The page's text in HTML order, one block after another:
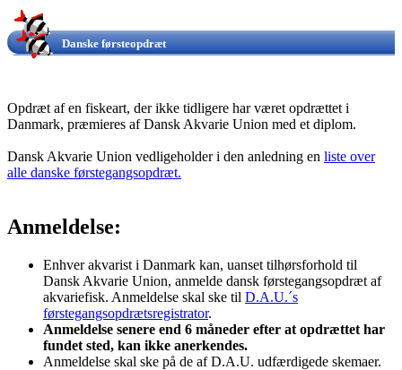
Danske førsteopdræt
Opdræt af en fiskeart, der ikke tidligere har været opdrættet i
Danmark, præmieres af Dansk Akvarie Union med et diplom.
Dansk Akvarie Union vedligeholder i den anledning en liste over
alle danske førstegangsopdræt.
Anmeldelse:
Enhver akvarist i Danmark kan, uanset tilhørsforhold til
Dansk Akvarie Union, anmelde dansk førstegangsopdræt af
akvariefisk. Anmeldelse skal ske til D.A.U.´s
førstegangsopdrætsregistrator.
Anmeldelse senere end 6 måneder efter at opdrættet har
fundet sted, kan ikke anerkendes.
Anmeldelse skal ske på de af D.A.U. udfærdigede skemaer.